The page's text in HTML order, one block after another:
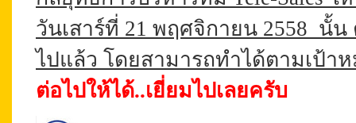
วันเสาร์ที่ 21 พฤศจิกายน 2558 นั้น
ไปแล้ว โดยสามารถทำได้ตามเป้า
ต่อไปให้ได้..เยี่ยมไปเลยครับ